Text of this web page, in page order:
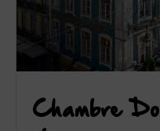
Chambre